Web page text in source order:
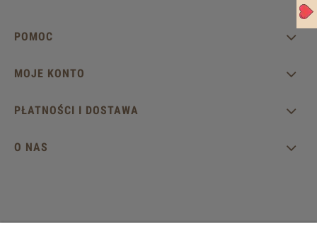
POMOC
MOJE KONTO
PŁATNOŚCI I DOSTAWA
O NAS